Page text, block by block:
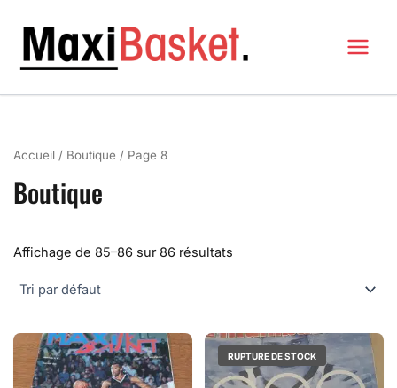
contenu
MAXI BASKET
Accueil/ Boutique / Page 8
Boutique
Affichage de 85–86 sur 86 résultats
RUPTURE DE STOCK